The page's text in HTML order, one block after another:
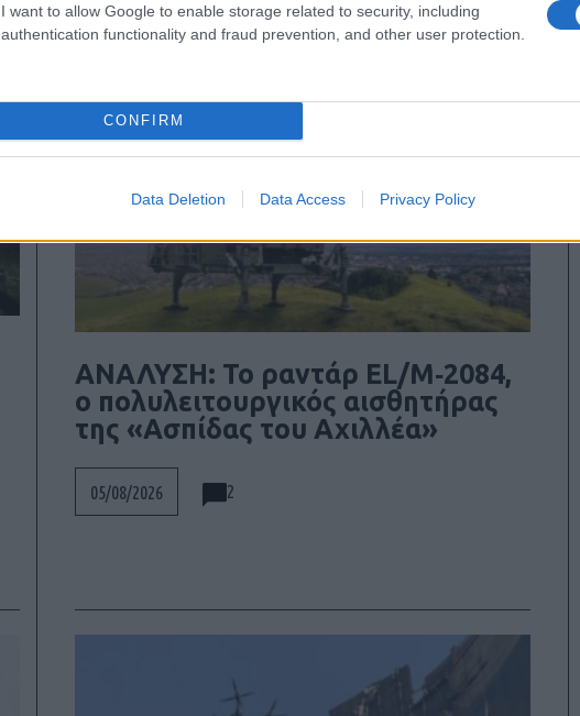
I want to allow Google to enable storage related to security, including
authentication functionality and fraud prevention, and other user protection.
CONFIRM
Data Deletion Data Access Privacy Policy
ΑΝΑΛΥΣΗ: To ραντάρ EL/M‑2084,
ο πολυλειτουργικός αισθητήρας
της «Ασπίδας του Αχιλλέα»
05/08/2026 2